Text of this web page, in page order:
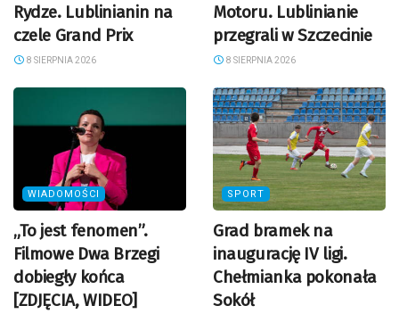
Rydze. Lublinianin na
czele Grand Prix
8 SIERPNIA 2026
Motoru. Lublinianie
przegrali w Szczecinie
8 SIERPNIA 2026
WIADOMOŚCI
„To jest fenomen”.
Filmowe Dwa Brzegi
dobiegły końca
[ZDJĘCIA, WIDEO]
SPORT
Grad bramek na
inaugurację IV ligi.
Chełmianka pokonała
Sokół